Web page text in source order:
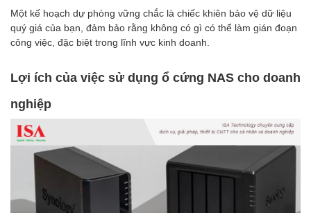
Một kế hoạch dự phòng vững chắc là chiếc khiên bảo vệ dữ liệu
quý giá của bạn, đảm bảo rằng không có gì có thể làm gián đoạn
công việc, đặc biệt trong lĩnh vực kinh doanh.
Lợi ích của việc sử dụng ổ cứng NAS cho doanh
nghiệp